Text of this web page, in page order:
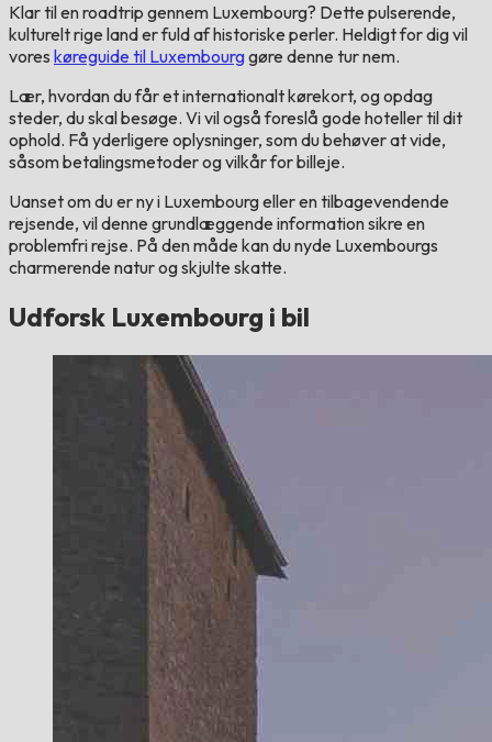
Klar til en roadtrip gennem Luxembourg? Dette pulserende,
kulturelt rige land er fuld af historiske perler. Heldigt for dig vil
vores køreguide til Luxembourggøre denne tur nem.
Lær, hvordan du får et internationalt kørekort, og opdag
steder, du skal besøge. Vi vil også foreslå gode hoteller til dit
ophold. Få yderligere oplysninger, som du behøver at vide,
såsom betalingsmetoder og vilkår for billeje.
Uanset om du er ny i Luxembourg eller en tilbagevendende
rejsende, vil denne grundlæggende information sikre en
problemfri rejse. På den måde kan du nyde Luxembourgs
charmerende natur og skjulte skatte.
Udforsk Luxembourg i bil